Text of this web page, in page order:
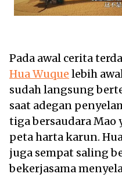
Pada awal cerita
Hua Wuque lebih
sudah langsung
saat adegan
tiga bersaudara Mao
peta harta karun.
juga sempat saling
bekerjasama